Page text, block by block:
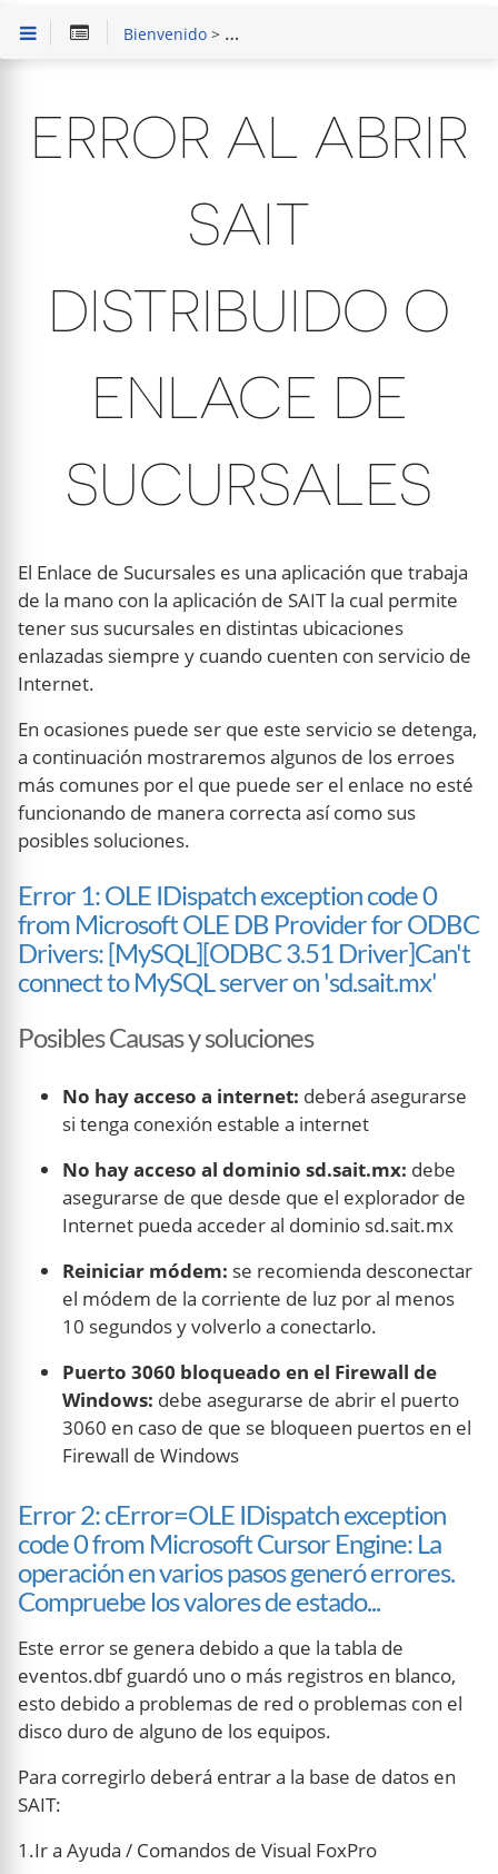
Bienvenido> Solución de Problemas
ERROR AL ABRIR
SAIT
DISTRIBUIDO O
ENLACE DE
SUCURSALES
El Enlace de Sucursales es una aplicación que trabaja
de la mano con la aplicación de SAIT la cual permite
tener sus sucursales en distintas ubicaciones
enlazadas siempre y cuando cuenten con servicio de
Internet.
En ocasiones puede ser que este servicio se detenga,
a continuación mostraremos algunos de los erroes
más comunes por el que puede ser el enlace no esté
funcionando de manera correcta así como sus
posibles soluciones.
Error 1: OLE IDispatch exception code 0
from Microsoft OLE DB Provider for ODBC
Drivers: [MySQL][ODBC 3.51 Driver]Can't
connect to MySQL server on 'sd.sait.mx'
Posibles Causas y soluciones
No hay acceso a internet: deberá asegurarse
si tenga conexión estable a internet
No hay acceso al dominio sd.sait.mx: debe
asegurarse de que desde que el explorador de
Internet pueda acceder al dominio sd.sait.mx
Reiniciar módem: se recomienda desconectar
el módem de la corriente de luz por al menos
10 segundos y volverlo a conectarlo.
Puerto 3060 bloqueado en el Firewall de
Windows: debe asegurarse de abrir el puerto
3060 en caso de que se bloqueen puertos en el
Firewall de Windows
Error 2: cError=OLE IDispatch exception
code 0 from Microsoft Cursor Engine: La
operación en varios pasos generó errores.
Compruebe los valores de estado...
Este error se genera debido a que la tabla de
eventos.dbf guardó uno o más registros en blanco,
esto debido a problemas de red o problemas con el
disco duro de alguno de los equipos.
Para corregirlo deberá entrar a la base de datos en
SAIT:
1.Ir a Ayuda / Comandos de Visual FoxPro